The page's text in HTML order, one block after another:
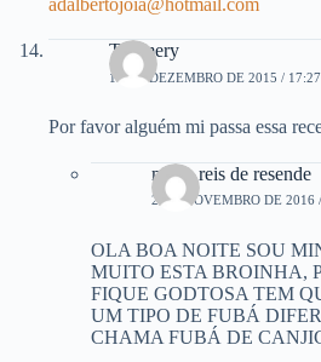
adalbertojoia@hotmail.com
Taismery
13 DE DEZEMBRO DE 2015 / 17:27
Por favor alguém mi passa essa
marta reis de resende
2 DE NOVEMBRO DE 2016
OLA BOA NOITE SOU
MUITO ESTA BROINHA,
FIQUE GODTOSA TEM
UM TIPO DE FUBÁ
CHAMA FUBÁ DE